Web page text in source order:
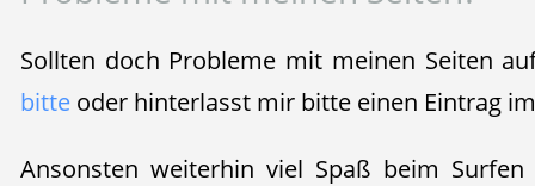
Sollten doch Probleme mit meinen Seiten
bitteoder hinterlasst mir bitte einen Eintrag
Ansonsten weiterhin viel Spaß beim